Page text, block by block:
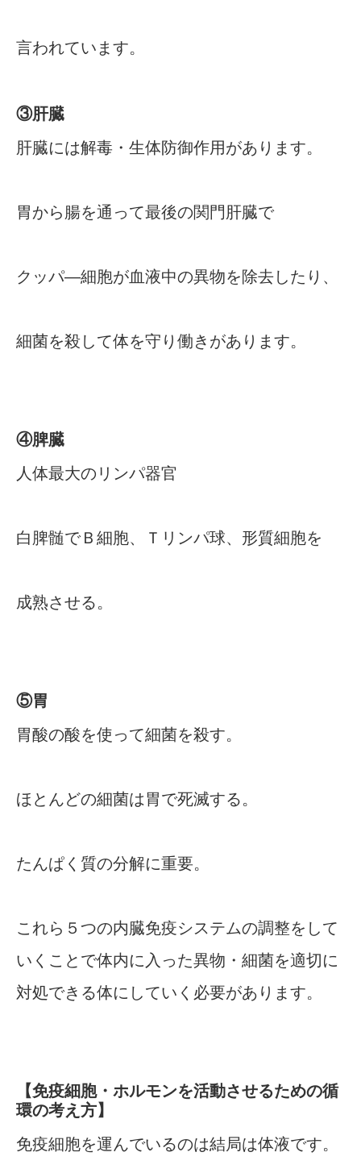
言われています。
③肝臓
肝臓には解毒・生体防御作用があります。
胃から腸を通って最後の関門肝臓で
クッパ―細胞が血液中の異物を除去したり、
細菌を殺して体を守り働きがあります。
④脾臓
人体最大のリンパ器官
白脾髄でＢ細胞、Ｔリンパ球、形質細胞を
成熟させる。
⑤胃
胃酸の酸を使って細菌を殺す。
ほとんどの細菌は胃で死滅する。
たんぱく質の分解に重要。
これら５つの内臓免疫システムの調整をして
いくことで体内に入った異物・細菌を適切に
対処できる体にしていく必要があります。
【免疫細胞・ホルモンを活動させるための循
環の考え方】
免疫細胞を運んでいるのは結局は体液です。